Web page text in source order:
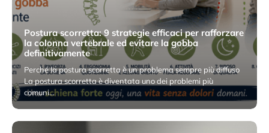
Postura scorretta: 9 strategie efficaci per rafforzare
la colonna vertebrale ed evitare la gobba
definitivamente
Perché la postura scorretta è un problema sempre più diffuso
La postura scorretta è diventata uno dei problemi più
comuni…
4 Maggio 2026